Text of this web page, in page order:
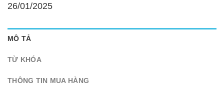
26/01/2025
MÔ TẢ
TỪ KHÓA
THÔNG TIN MUA HÀNG